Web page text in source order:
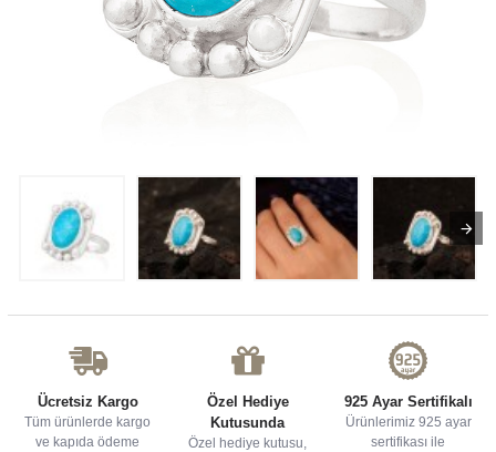
Ücretsiz Kargo
Tüm ürünlerde kargo
ve kapıda ödeme
Özel Hediye
Kutusunda
Özel hediye kutusu,
925 Ayar Sertifikalı
Ürünlerimiz 925 ayar
sertifikası ile